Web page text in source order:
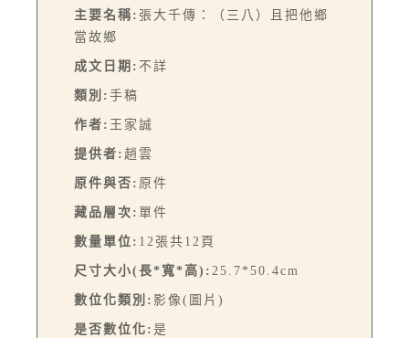
主要名稱: 張大千傳：（三八）且把他鄉
當故鄉
成文日期: 不詳
類別: 手稿
作者: 王家誠
提供者: 趙雲
原件與否: 原件
藏品層次: 單件
數量單位: 12張共12頁
尺寸大小(長*寬*高): 25.7*50.4cm
數位化類別: 影像(圖片)
是否數位化: 是